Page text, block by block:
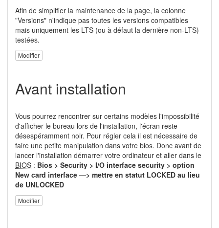
Afin de simplifier la maintenance de la page, la colonne
"Versions" n'indique pas toutes les versions compatibles
mais uniquement les LTS (ou à défaut la dernière non-LTS)
testées.
Modifier
Avant installation
Vous pourrez rencontrer sur certains modèles l'impossibilité
d'afficher le bureau lors de l'installation, l'écran reste
désespéramment noir. Pour régler cela il est nécessaire de
faire une petite manipulation dans votre bios. Donc avant de
lancer l'installation démarrer votre ordinateur et aller dans le
BIOS : Bios > Security > I/O interface security > option
New card interface —> mettre en statut LOCKED au lieu
de UNLOCKED
Modifier